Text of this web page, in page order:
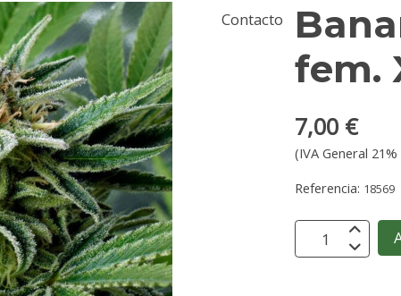
Contacto
fem.
7,00 €
(IVA General
Referencia: 18569